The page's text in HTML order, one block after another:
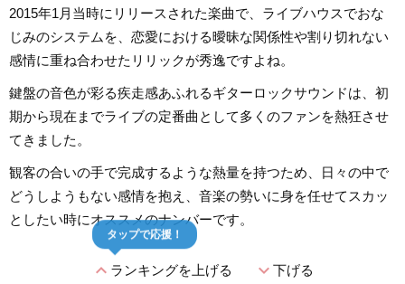
2015年1月当時にリリースされた楽曲で、ライブハウスでおな
じみのシステムを、恋愛における曖昧な関係性や割り切れない
感情に重ね合わせたリリックが秀逸ですよね。
鍵盤の音色が彩る疾走感あふれるギターロックサウンドは、初
期から現在までライブの定番曲として多くのファンを熱狂させ
てきました。
観客の合いの手で完成するような熱量を持つため、日々の中で
どうしようもない感情を抱え、音楽の勢いに身を任せてスカッ
としたい時にオススメのナンバーです。
expand_lessランキングを上げる
タップで応援！
expand_more下げる